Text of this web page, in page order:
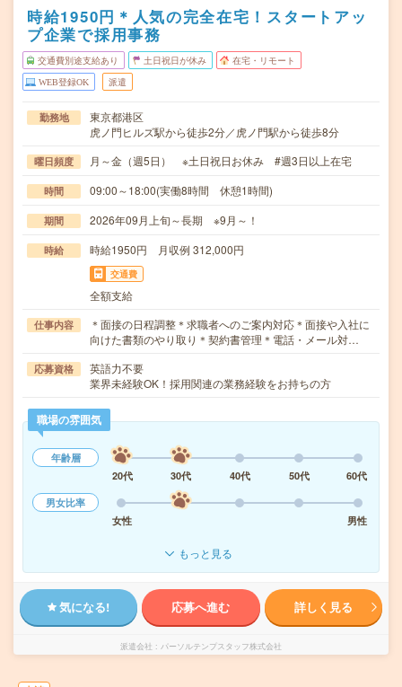
時給1950円＊人気の完全在宅！スタートアッ
プ企業で採用事務
交通費別途支給あり 土日祝日が休み 在宅・リモート
WEB登録OK 派遣
勤務地
東京都港区
虎ノ門ヒルズ駅から徒歩2分／虎ノ門駅から徒歩8分
曜日頻度 月～金（週5日） ※土日祝日お休み #週3日以上在宅
時間 09:00～18:00(実働8時間 休憩1時間)
期間 2026年09月上旬～長期 ※9月～！
時給 時給1950円 月収例 312,000円
交通費
全額支給
仕事内容
＊面接の日程調整＊求職者へのご案内対応＊面接や入社に
向けた書類のやり取り＊契約書管理＊電話・メール対…
応募資格
英語力不要
業界未経験OK！採用関連の業務経験をお持ちの方
職場の雰囲気
年齢層
20代
30代 40代 50代
60代
男女比率
女性
男性
もっと見る
気になる! 応募へ進む 詳しく見る
派遣会社 パーソルテンプスタッフ株式会社